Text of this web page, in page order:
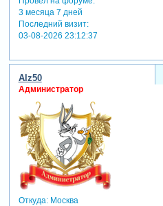
3 месяца 7 дней
Последний визит:
03-08-2026 23:12:37
Alz50
Администратор
Откуда:Москва